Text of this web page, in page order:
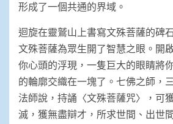
形成了一個共通的界域。
迴旋在靈鷲山上書寫文殊菩薩的碑
文殊菩薩為眾生開了智慧之眼。開
你心頭的浮現，一隻巨大的眼睛將
的輪廓交織在一塊了。七佛之師，
法師說，持誦〈文殊菩薩咒〉，可
滅，獲無盡辯才，所求世間、出世